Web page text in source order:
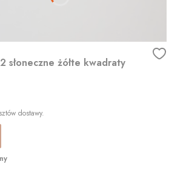
słoneczne żółte kwadraty
dostawy.